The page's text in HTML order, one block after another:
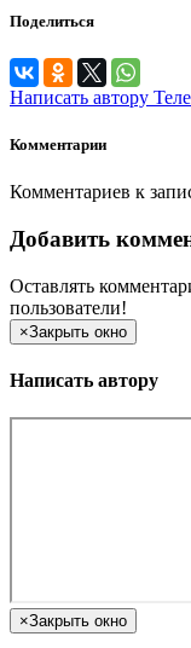
Поделиться
Написать автору
Комментарии
Комментариев к
Добавить
Оставлять
пользователи!
×Закрыть окно
Написать автору
×Закрыть окно